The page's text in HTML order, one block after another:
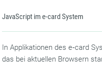
JavaScript im e-card System
In Applikationen des e‑card
das bei aktuellen Browsern